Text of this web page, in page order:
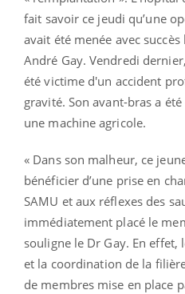
fait savoir ce jeudi qu’une
avait été menée avec
André Gay. Vendredi
été victime d'un accident
gravité. Son avant-bras a
une machine agricole.
« Dans son malheur, ce
bénéficier d’une prise en
SAMU et aux réflexes des
immédiatement placé le
souligne le Dr Gay. En
et la coordination de la
de membres mise en place